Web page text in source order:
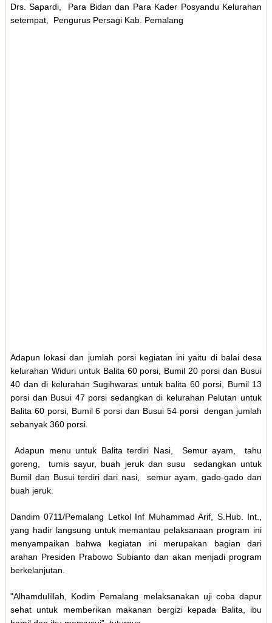
Drs. Sapardi, Para Bidan dan Para Kader Posyandu Kelurahan
setempat, Pengurus Persagi Kab. Pemalang
Adapun lokasi dan jumlah porsi kegiatan ini yaitu di balai desa
kelurahan Widuri untuk Balita 60 porsi, Bumil 20 porsi dan Busui
40 dan di kelurahan Sugihwaras untuk balita 60 porsi, Bumil 13
porsi dan Busui 47 porsi sedangkan di kelurahan Pelutan untuk
Balita 60 porsi, Bumil 6 porsi dan Busui 54 porsi dengan jumlah
sebanyak 360 porsi.
Adapun menu untuk Balita terdiri Nasi, Semur ayam, tahu
goreng, tumis sayur, buah jeruk dan susu sedangkan untuk
Bumil dan Busui terdiri dari nasi, semur ayam, gado-gado dan
buah jeruk.
Dandim 0711/Pemalang Letkol Inf Muhammad Arif, S.Hub. Int.,
yang hadir langsung untuk memantau pelaksanaan program ini
menyampaikan bahwa kegiatan ini merupakan bagian dari
arahan Presiden Prabowo Subianto dan akan menjadi program
berkelanjutan.
"Alhamdulillah, Kodim Pemalang melaksanakan uji coba dapur
sehat untuk memberikan makanan bergizi kepada Balita, ibu